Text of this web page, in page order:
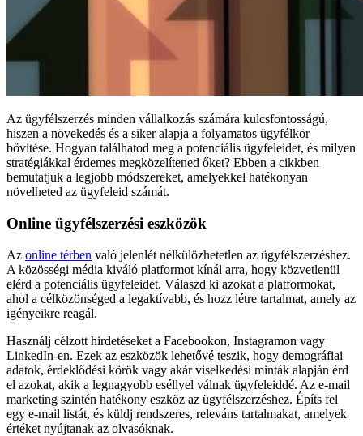
Az ügyfélszerzés minden vállalkozás számára kulcsfontosságú,
hiszen a növekedés és a siker alapja a folyamatos ügyfélkör
bővítése. Hogyan találhatod meg a potenciális ügyfeleidet, és milyen
stratégiákkal érdemes megközelítened őket? Ebben a cikkben
bemutatjuk a legjobb módszereket, amelyekkel hatékonyan
növelheted az ügyfeleid számát.
Online ügyfélszerzési eszközök
Az online térben való jelenlét nélkülözhetetlen az ügyfélszerzéshez.
A közösségi média kiváló platformot kínál arra, hogy közvetlenül
elérd a potenciális ügyfeleidet. Válaszd ki azokat a platformokat,
ahol a célközönséged a legaktívabb, és hozz létre tartalmat, amely az
igényeikre reagál.
Használj célzott hirdetéseket a Facebookon, Instagramon vagy
LinkedIn-en. Ezek az eszközök lehetővé teszik, hogy demográfiai
adatok, érdeklődési körök vagy akár viselkedési minták alapján érd
el azokat, akik a legnagyobb eséllyel válnak ügyfeleiddé. Az e-mail
marketing szintén hatékony eszköz az ügyfélszerzéshez. Építs fel
egy e-mail listát, és küldj rendszeres, releváns tartalmakat, amelyek
értéket nyújtanak az olvasóknak.